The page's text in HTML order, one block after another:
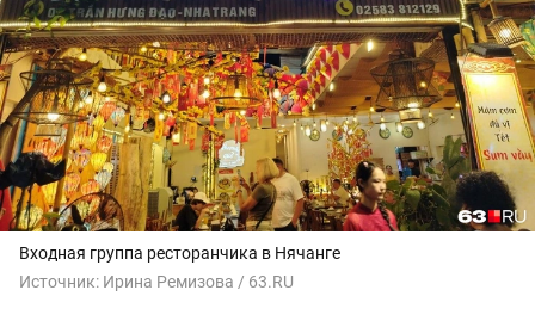
Входная группа ресторанчика в Нячанге
Источник: Ирина Ремизова / 63.RU